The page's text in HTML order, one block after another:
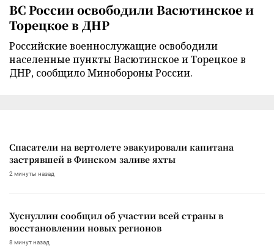
ВС России освободили Васютинское и
Торецкое в ДНР
Российские военнослужащие освободили
населенные пункты Васютинское и Торецкое в
ДНР, сообщило Минобороны России.
Спасатели на вертолете эвакуировали капитана
застрявшей в Финском заливе яхты
2 минуты назад
Хуснуллин сообщил об участии всей страны в
восстановлении новых регионов
8 минут назад